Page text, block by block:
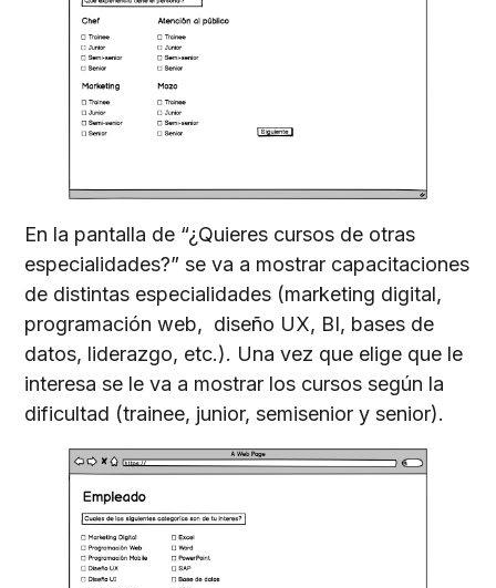
En la pantalla de “¿Quieres cursos de otras
especialidades?” se va a mostrar capacitaciones
de distintas especialidades (marketing digital,
programación web, diseño UX, BI, bases de
datos, liderazgo, etc.). Una vez que elige que le
interesa se le va a mostrar los cursos según la
dificultad (trainee, junior, semisenior y senior).